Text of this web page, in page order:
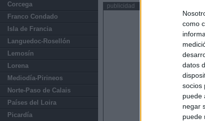
como
datos
socios
puede
negar
puede
Corcega
Franco Condado
Isla de Francia
Languedoc-Rosellón
Lemosín
Lorena
Mediodía-Pirineos
Norte-Paso de Calais
Países del Loira
Picardía
publicidad